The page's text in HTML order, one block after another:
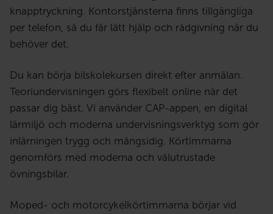
knapptryckning. Kontorstjänsterna finns tillgängliga
per telefon, så du får lätt hjälp och rådgivning när du
behöver det.
Du kan börja bilskolekursen direkt efter anmälan.
Teoriundervisningen görs flexibelt online när det
passar dig bäst. Vi använder CAP-appen, en digital
lärmiljö och moderna undervisningsverktyg som gör
inlärningen trygg och mångsidig. Körtimmarna
genomförs med moderna och välutrustade
övningsbilar.
Moped- och motorcykelkörtimmarna börjar vid